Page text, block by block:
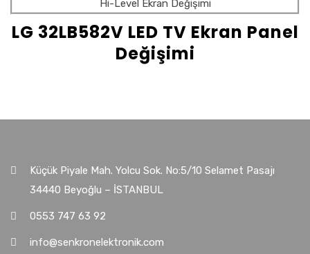
LG 32LB582V LED TV Ekran Panel
Değişimi
Küçük Piyale Mah. Yolcu Sok. No:5/10 Selamet Pasajı
34440 Beyoğlu – İSTANBUL
0553 747 63 92
info@senkronelektronik.com